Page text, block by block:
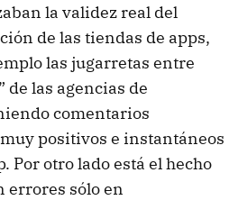
la validez real del
de las tiendas de apps,
las jugarretas entre
de las agencias de
comentarios
positivos e instantáneos
Por otro lado está el hecho
errores sólo en